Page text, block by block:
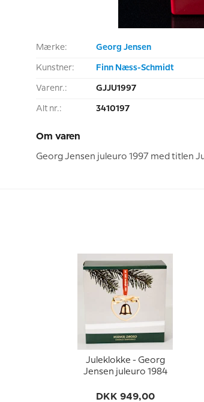
Mærke: Georg Jensen
Kunstner: Finn Næss-Schmidt
Varenr.: GJJU1997
Alt nr.: 3410197
Om varen
Georg Jensen juleuro 1997 med titlen
Juleklokke - Georg
Jensen juleuro 1984
DKK 949,00